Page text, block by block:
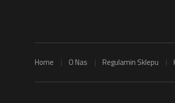
Home O Nas Regulamin Sklepu